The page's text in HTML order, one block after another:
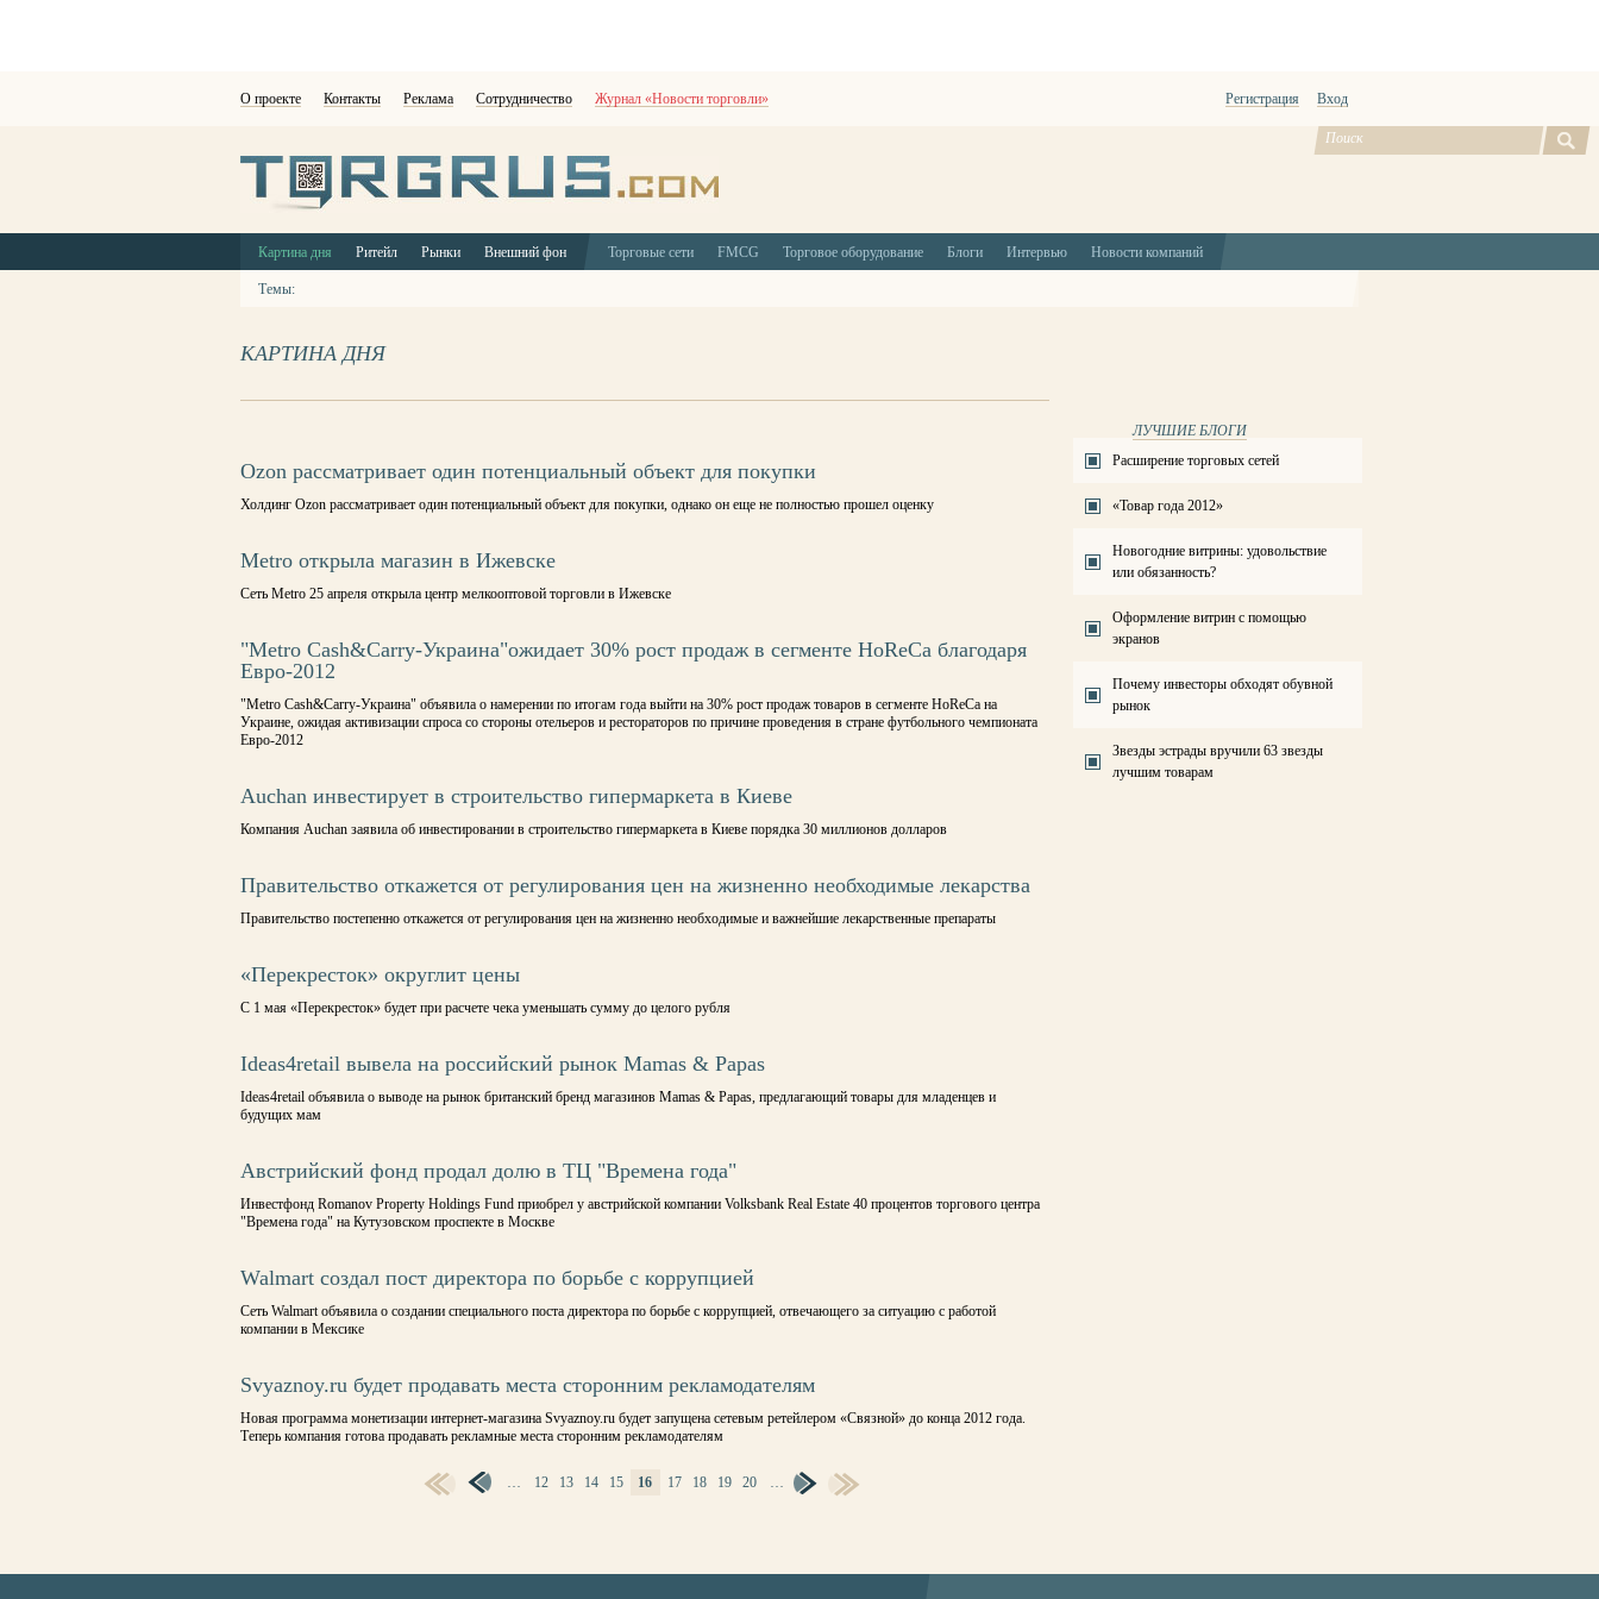
О проекте Контакты Реклама Сотрудничество Журнал «Новости торговли» Регистрация Вход
Картина дня Ритейл Рынки Внешний фон Торговые сети FMCG Торговое оборудование Блоги Интервью Новости компаний
Темы:
КАРТИНА ДНЯ
Ozon рассматривает один потенциальный объект для покупки
Холдинг Ozon рассматривает один потенциальный объект для покупки, однако он еще не полностью прошел оценку
Metro открыла магазин в Ижевске
Сеть Metro 25 апреля открыла центр мелкооптовой торговли в Ижевске
"Metro Cash&Carry-Украина"ожидает 30% рост продаж в сегменте HoReСa благодаря
Евро-2012
"Metro Cash&Carry-Украина" объявила о намерении по итогам года выйти на 30% рост продаж товаров в сегменте HoReCa на
Украине, ожидая активизации спроса со стороны отельеров и рестораторов по причине проведения в стране футбольного чемпионата
Евро-2012
Auchan инвестирует в строительство гипермаркета в Киеве
Компания Auchan заявила об инвестировании в строительство гипермаркета в Киеве порядка 30 миллионов долларов
Правительство откажется от регулирования цен на жизненно необходимые лекарства
Правительство постепенно откажется от регулирования цен на жизненно необходимые и важнейшие лекарственные препараты
«Перекресток» округлит цены
C 1 мая «Перекресток» будет при расчете чека уменьшать сумму до целого рубля
Ideas4retail вывела на российский рынок Mamas & Papas
Ideas4retail объявила о выводе на рынок британский бренд магазинов Mamas & Papas, предлагающий товары для младенцев и
будущих мам
Австрийский фонд продал долю в ТЦ "Времена года"
Инвестфонд Romanov Property Holdings Fund приобрел у австрийской компании Volksbank Real Estate 40 процентов торгового центра
"Времена года" на Кутузовском проспекте в Москве
Walmart создал пост директора по борьбе с коррупцией
Сеть Walmart объявила о создании специального поста директора по борьбе с коррупцией, отвечающего за ситуацию с работой
компании в Мексике
Svyaznoy.ru будет продавать места сторонним рекламодателям
Новая программа монетизации интернет-магазина Svyaznoy.ru будет запущена сетевым ретейлером «Связной» до конца 2012 года.
Теперь компания готова продавать рекламные места сторонним рекламодателям
… 12 13 14 15 16 17 18 19 20 …
ЛУЧШИЕ БЛОГИ
Расширение торговых сетей
«Товар года 2012»
Новогодние витрины: удовольствие
или обязанность?
Оформление витрин с помощью
экранов
Почему инвесторы обходят обувной
рынок
Звезды эстрады вручили 63 звезды
лучшим товарам